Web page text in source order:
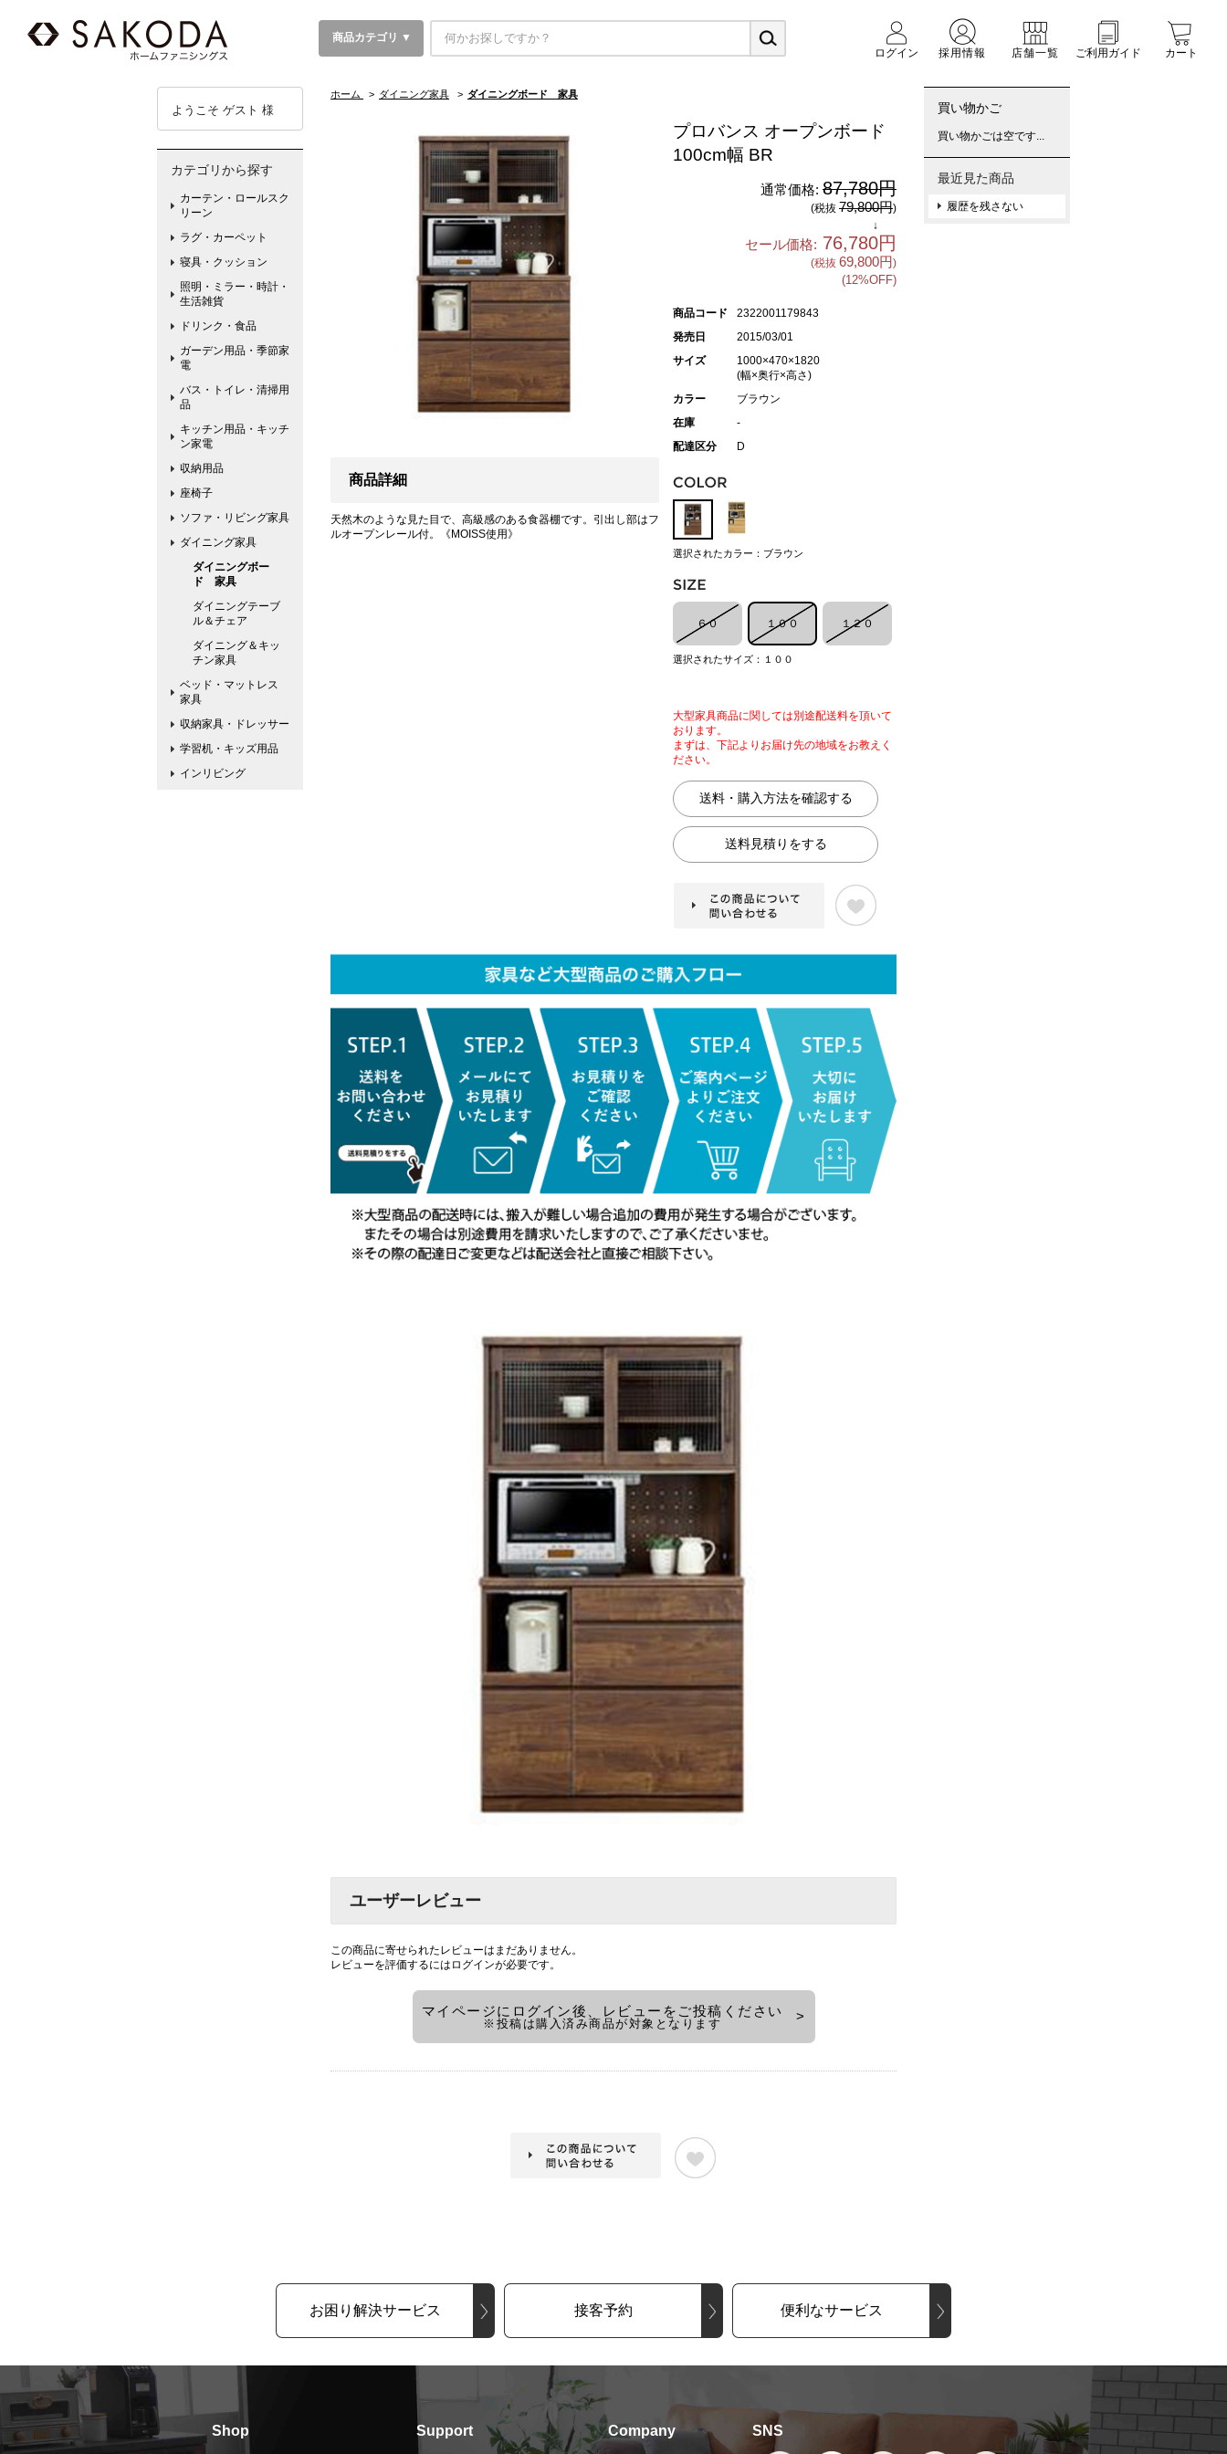
商品カテゴリ ▼
ログイン
採用情報 店舗一覧 ご利用ガイド カート
ホーム > ダイニング家具 > ダイニングボード 家具
商品詳細
天然木のような見た目で、高級感のある食器棚です。引出し部はフ
ルオープンレール付。《MOISS使用》
プロバンス オープンボード
100cm幅 BR
通常価格: 87,780円
(税抜 79,800円)
↓
セール価格: 76,780円
(税抜 69,800円)
(12%OFF)
商品コード
2322001179843
発売日
2015/03/01
サイズ
1000×470×1820
(幅×奥行×高さ)
カラー
ブラウン
在庫
-
配達区分
D
選択されたカラー：ブラウン
６０ １００ １２０
選択されたサイズ：１００
大型家具商品に関しては別途配送料を頂いて
おります。
まずは、下記よりお届け先の地域をお教えく
ださい。
ユーザーレビュー
この商品に寄せられたレビューはまだありません。
レビューを評価するには ログインが必要です。
マイページにログイン後、レビューをご投稿ください
※投稿は購入済み商品が対象となります
ようこそ ゲスト 様
カテゴリから探す
カーテン・ロールスク
リーン
ラグ・カーペット
寝具・クッション
照明・ミラー・時計・
生活雑貨
ドリンク・食品
ガーデン用品・季節家
電
バス・トイレ・清掃用
品
キッチン用品・キッチ
ン家電
収納用品
座椅子
ソファ・リビング家具
ダイニング家具
ダイニングボー
ド 家具
ダイニングテーブ
ル＆チェア
ダイニング＆キッ
チン家具
ベッド・マットレス
家具
収納家具・ドレッサー
学習机・キッズ用品
インリビング
買い物かご
買い物かごは空です...
最近見た商品
履歴を残さない
お困り解決サービス 接客予約 便利なサービス
Shop Support Company SNS